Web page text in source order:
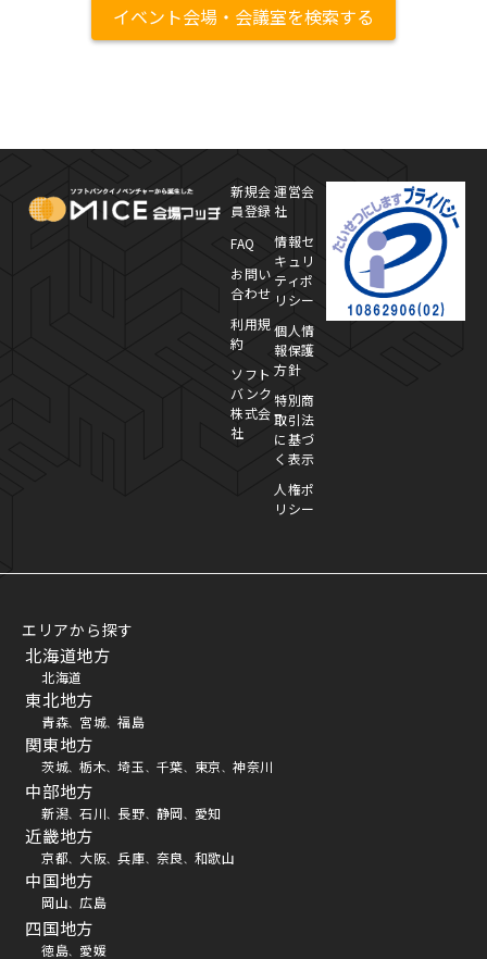
イベント会場・会議室を検索する
MICE Platform
新規会
員登録
FAQ
お問い
合わせ
利用規
約
ソフト
バンク
株式会
社
運営会
社
情報セ
キュリ
ティポ
リシー
個人情
報保護
方針
特別商
取引法
に基づ
く表示
人権ポ
リシー
エリアから探す
北海道地方
北海道
東北地方
青森、 宮城、 福島
関東地方
茨城、 栃木、 埼玉、 千葉、 東京、 神奈川
中部地方
新潟、 石川、 長野、 静岡、 愛知
近畿地方
京都、 大阪、 兵庫、 奈良、 和歌山
中国地方
岡山、 広島
四国地方
徳島、 愛媛